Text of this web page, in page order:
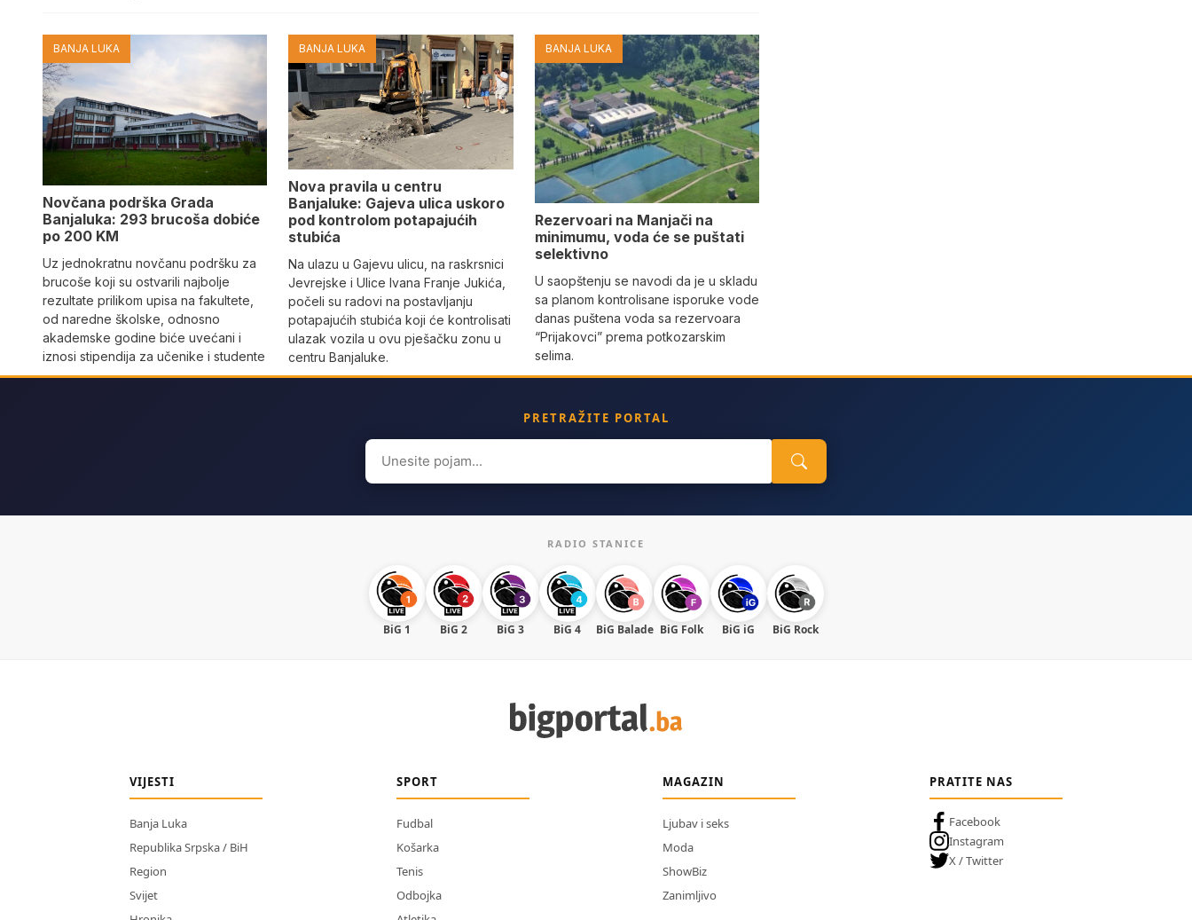
BANJA LUKA
Novčana podrška Grada
Banjaluka: 293 brucoša dobiće
po 200 KM
Uz jednokratnu novčanu podršku za
brucoše koji su ostvarili najbolje
rezultate prilikom upisa na fakultete,
od naredne školske, odnosno
akademske godine biće uvećani i
iznosi stipendija za učenike i studente
BANJA LUKA
Nova pravila u centru
Banjaluke: Gajeva ulica uskoro
pod kontrolom potapajućih
stubića
Na ulazu u Gajevu ulicu, na raskrsnici
Jevrejske i Ulice Ivana Franje Jukića,
počeli su radovi na postavljanju
potapajućih stubića koji će kontrolisati
ulazak vozila u ovu pješačku zonu u
centru Banjaluke.
BANJA LUKA
Rezervoari na Manjači na
minimumu, voda će se puštati
selektivno
U saopštenju se navodi da je u skladu
sa planom kontrolisane isporuke vode
danas puštena voda sa rezervoara
“Prijakovci” prema potkozarskim
selima.
PRETRAŽITE PORTAL
Search
for:
RADIO STANICE
BiG 1 BiG 2 BiG 3 BiG 4 BiG Balade BiG Folk BiG iG BiG Rock
VIJESTI
Banja Luka
Republika Srpska / BiH
Region
Svijet
SPORT
Fudbal
Košarka
Tenis
Odbojka
MAGAZIN
Ljubav i seks
Moda
ShowBiz
Zanimljivo
PRATITE NAS
Facebook
Instagram
X / Twitter